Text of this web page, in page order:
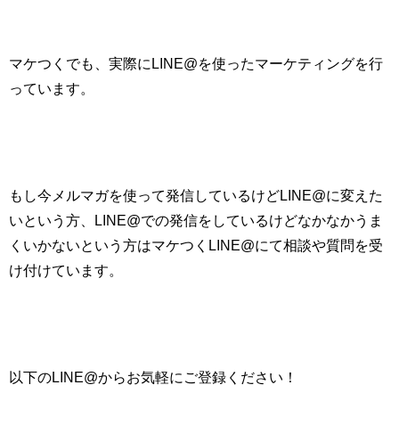
マケつくでも、実際に LINE@を使ったマーケティングを行
っています。
もし今メルマガを使って発信しているけどLINE@に変えた
いという方、
LINE@での発信をしているけどなかなかうま
くいかないという方はマケつく LINE@にて相談や質問を受
け付けています。
以下のLINE@からお気軽にご登録ください！